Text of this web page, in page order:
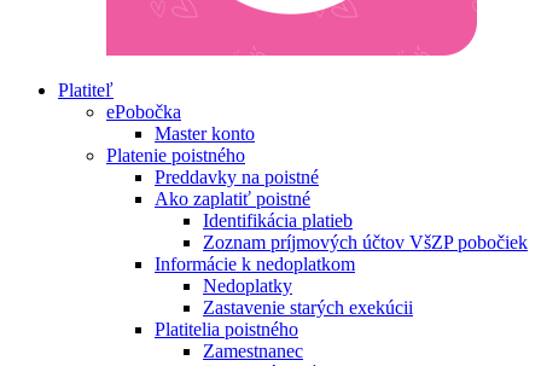
Platiteľ
ePobočka
Master konto
Platenie poistného
Preddavky na poistné
Ako zaplatiť poistné
Identifikácia platieb
Zoznam príjmových účtov VšZP pobočiek
Informácie k nedoplatkom
Nedoplatky
Zastavenie starých exekúcii
Platitelia poistného
Zamestnanec